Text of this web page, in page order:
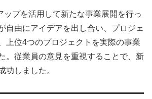
ップを活用して新たな事業展開を行っ
自由にアイデアを出し合い、プロジェ
上位4つのプロジェクトを実際の事業
。従業員の意見を重視することで、新
功しました。